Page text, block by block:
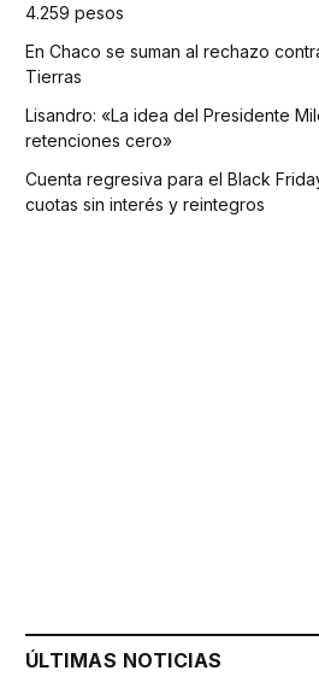
4.259 pesos
En Chaco se suman al rechazo
Tierras
Lisandro: «La idea del Presidente
retenciones cero»
Cuenta regresiva para el Black
cuotas sin interés y reintegros
ÚLTIMAS NOTICIAS